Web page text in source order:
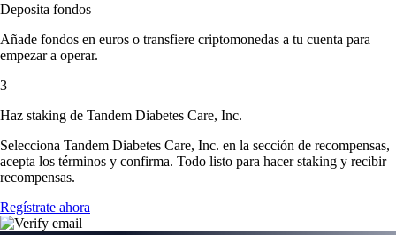
Deposita fondos
Añade fondos en euros o transfiere criptomonedas a tu cuenta para
empezar a operar.
3
Haz staking de Tandem Diabetes Care, Inc.
Selecciona Tandem Diabetes Care, Inc. en la sección de recompensas,
acepta los términos y confirma. Todo listo para hacer staking y recibir
recompensas.
Regístrate ahora